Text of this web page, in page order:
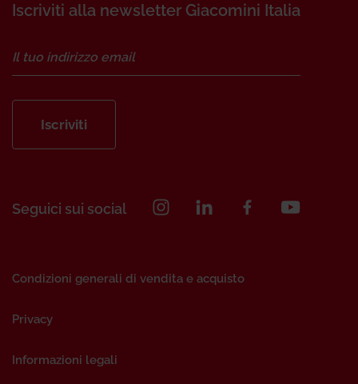
Iscriviti alla newsletter Giacomini Italia
Iscriviti
Seguici sui social
Condizioni generali di vendita e acquisto
Privacy
Informazioni legali